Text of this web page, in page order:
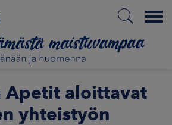
Menu
Apetit aloittavat
yhteistyön